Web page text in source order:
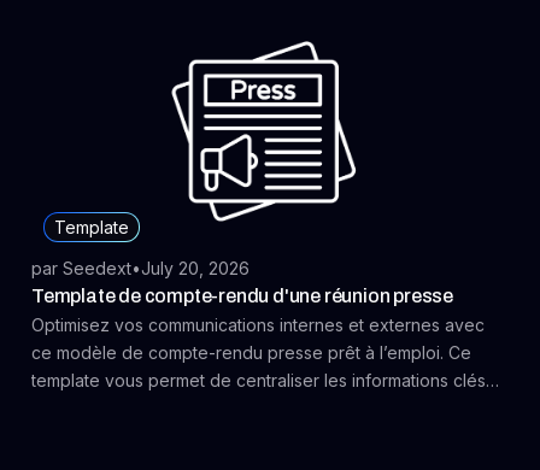
Template
par Seedext•July 20, 2026
Template de compte-rendu d'une réunion presse
Optimisez vos communications internes et externes avec
ce modèle de compte-rendu presse prêt à l’emploi. Ce
template vous permet de centraliser les informations clés